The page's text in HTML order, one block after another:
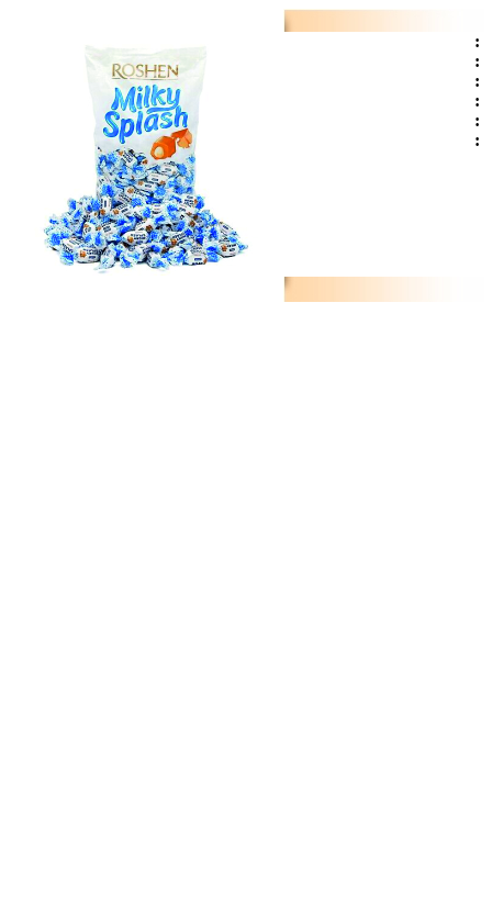
:
:
:
:
:
: